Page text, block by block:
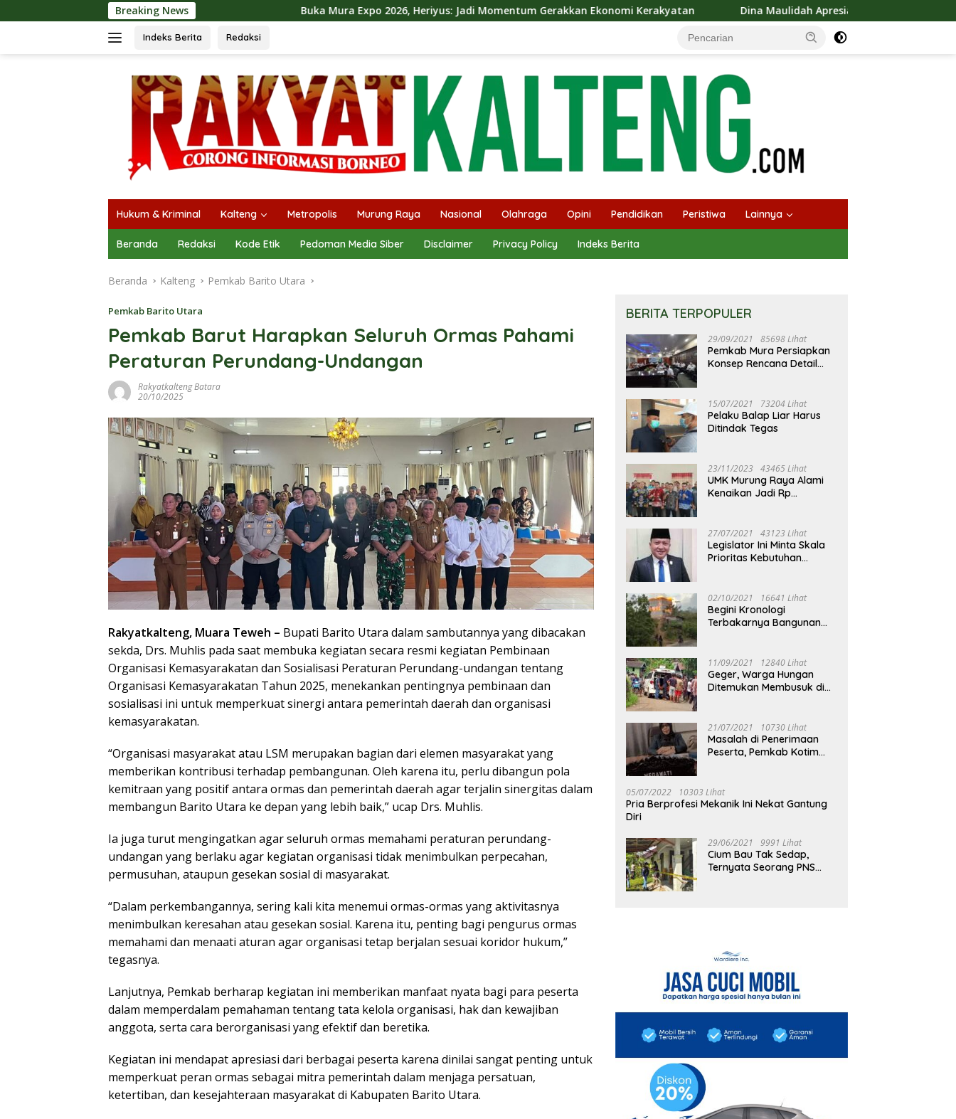
ke
Breaking News Buka Mura Expo 2026, Heriyus: Jadi Momentum Gerakkan Ekonomi Kerakyatan Dina Maulidah Apresiasi Festival Jajanan Tempo Dulu, Dorong
Indeks Berita Redaksi
Hukum & Kriminal Kalteng Metropolis Murung Raya Nasional Olahraga Opini Pendidikan Peristiwa Lainnya
Beranda Redaksi Kode Etik Pedoman Media Siber Disclaimer Privacy Policy Indeks Berita
Beranda Kalteng Pemkab Barito Utara
Pemkab Barito Utara
Pemkab Barut Harapkan Seluruh Ormas Pahami
Peraturan Perundang-Undangan
Rakyatkalteng Batara
20/10/2025
Rakyatkalteng, Muara Teweh – Bupati Barito Utara dalam sambutannya yang dibacakan
sekda, Drs. Muhlis pada saat membuka kegiatan secara resmi kegiatan Pembinaan
Organisasi Kemasyarakatan dan Sosialisasi Peraturan Perundang-undangan tentang
Organisasi Kemasyarakatan Tahun 2025, menekankan pentingnya pembinaan dan
sosialisasi ini untuk memperkuat sinergi antara pemerintah daerah dan organisasi
kemasyarakatan.
“Organisasi masyarakat atau LSM merupakan bagian dari elemen masyarakat yang
memberikan kontribusi terhadap pembangunan. Oleh karena itu, perlu dibangun pola
kemitraan yang positif antara ormas dan pemerintah daerah agar terjalin sinergitas dalam
membangun Barito Utara ke depan yang lebih baik,” ucap Drs. Muhlis.
Ia juga turut mengingatkan agar seluruh ormas memahami peraturan perundang-
undangan yang berlaku agar kegiatan organisasi tidak menimbulkan perpecahan,
permusuhan, ataupun gesekan sosial di masyarakat.
“Dalam perkembangannya, sering kali kita menemui ormas-ormas yang aktivitasnya
menimbulkan keresahan atau gesekan sosial. Karena itu, penting bagi pengurus ormas
memahami dan menaati aturan agar organisasi tetap berjalan sesuai koridor hukum,”
tegasnya.
Lanjutnya, Pemkab berharap kegiatan ini memberikan manfaat nyata bagi para peserta
dalam memperdalam pemahaman tentang tata kelola organisasi, hak dan kewajiban
anggota, serta cara berorganisasi yang efektif dan beretika.
Kegiatan ini mendapat apresiasi dari berbagai peserta karena dinilai sangat penting untuk
memperkuat peran ormas sebagai mitra pemerintah dalam menjaga persatuan,
ketertiban, dan kesejahteraan masyarakat di Kabupaten Barito Utara.
BERITA TERPOPULER
29/09/2021 85698 Lihat
Pemkab Mura Persiapkan
Konsep Rencana Detail
15/07/2021 73204 Lihat
Pelaku Balap Liar Harus
Ditindak Tegas
23/11/2023 43465 Lihat
UMK Murung Raya Alami
Kenaikan Jadi Rp
27/07/2021 43123 Lihat
Legislator Ini Minta Skala
Prioritas Kebutuhan
02/10/2021 16641 Lihat
Begini Kronologi
Terbakarnya Bangunan
11/09/2021 12840 Lihat
Geger, Warga Hungan
Ditemukan Membusuk di
21/07/2021 10730 Lihat
Masalah di Penerimaan
Peserta, Pemkab Kotim
05/07/2022 10303 Lihat
Pria Berprofesi Mekanik Ini Nekat Gantung
Diri
29/06/2021 9991 Lihat
Cium Bau Tak Sedap,
Ternyata Seorang PNS